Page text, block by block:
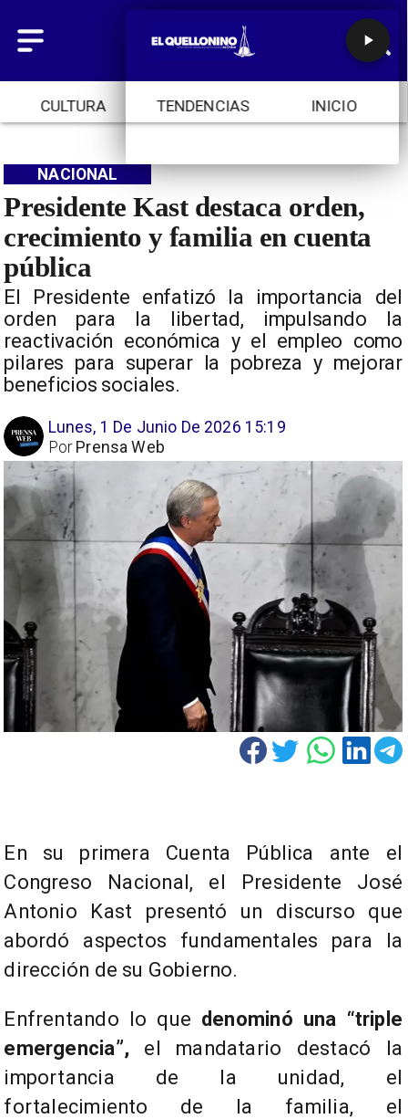
CULTURA TENDENCIAS INICIO
Presidente Kast destaca orden,
crecimiento y familia en cuenta
pública
El Presidente enfatizó la importancia del
orden para la libertad, impulsando la
reactivación económica y el empleo como
pilares para superar la pobreza y mejorar
beneficios sociales.
NACIONAL
Lunes, 1 De Junio De 2026 15:19
Prensa Web
Por
En su primera Cuenta Pública ante el
Congreso Nacional, el Presidente José
Antonio Kast presentó un discurso que
abordó aspectos fundamentales para la
dirección de su Gobierno.
Enfrentando lo que denominó una “triple
emergencia”, el mandatario destacó la
importancia de la unidad, el
fortalecimiento de la familia, el